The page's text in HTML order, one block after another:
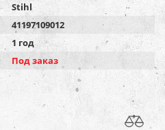
Stihl
41197109012
1 год
Под заказ